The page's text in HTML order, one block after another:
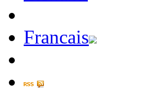
Francais